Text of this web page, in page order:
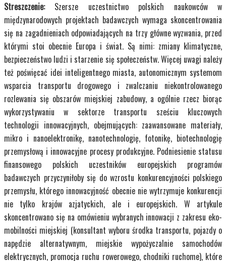
Streszczenie: Szersze uczestnictwo polskich naukowców w
międzynarodowych projektach badawczych wymaga skoncentrowania
się na zagadnieniach odpowiadających na trzy główne wyzwania, przed
którymi stoi obecnie Europa i świat. Są nimi: zmiany klimatyczne,
bezpieczeństwo ludzi i starzenie się społeczeństw. Więcej uwagi należy
też poświęcać idei inteligentnego miasta, autonomicznym systemom
wsparcia transportu drogowego i zwalczaniu niekontrolowanego
rozlewania się obszarów miejskiej zabudowy, a ogólnie rzecz biorąc
wykorzystywaniu w sektorze transportu sześciu kluczowych
technologii innowacyjnych, obejmujących: zaawansowane materiały,
mikro i nanoelektronikę, nanotechnologię, fotonikę, biotechnologię
przemysłową i innowacyjne procesy produkcyjne. Podniesienie statusu
finansowego polskich uczestników europejskich programów
badawczych przyczyniłoby się do wzrostu konkurencyjności polskiego
przemysłu, którego innowacyjność obecnie nie wytrzymuje konkurencji
nie tylko krajów azjatyckich, ale i europejskich. W artykule
skoncentrowano się na omówieniu wybranych innowacji z zakresu eko-
mobilności miejskiej (konsultant wyboru środka transportu, pojazdy o
napędzie alternatywnym, miejskie wypożyczalnie samochodów
elektrycznych, promocja ruchu rowerowego, chodniki ruchome), które